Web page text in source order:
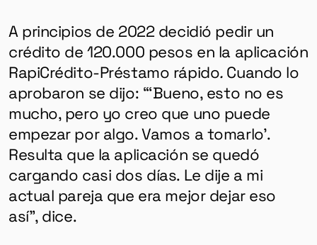
A principios de 2022 decidió pedir un
crédito de 120.000 pesos en la aplicación
RapiCrédito-Préstamo rápido.Cuando lo
aprobaron se dijo: “‘Bueno, esto no es
mucho, pero yo creo que uno puede
empezar por algo. Vamos a tomarlo’.
Resulta que la aplicación se quedó
cargando casi dos días. Le dije a mi
actual pareja que era mejor dejar eso
así”, dice.